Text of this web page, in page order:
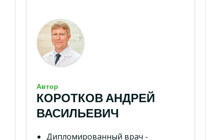
Автор
КОРОТКОВ АНДРЕЙ
ВАСИЛЬЕВИЧ
Дипломированный врач -